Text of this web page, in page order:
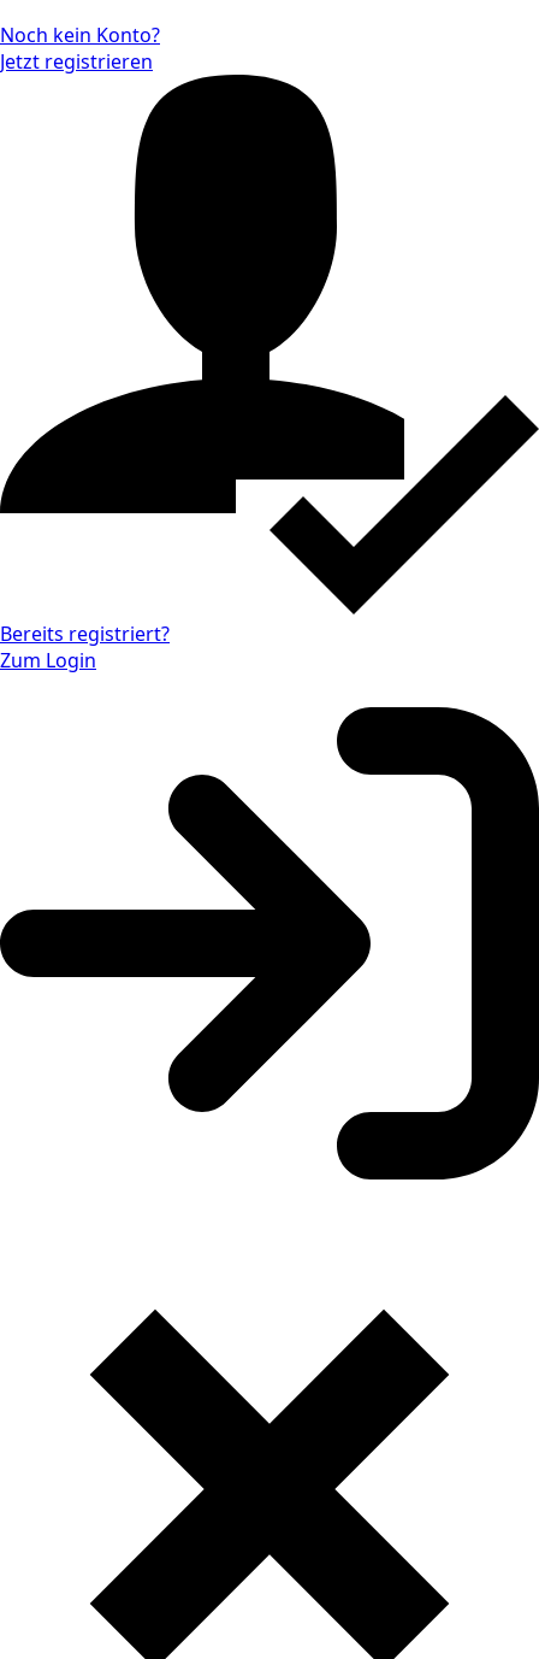
Noch kein Konto?
Jetzt registrieren
Bereits registriert?
Zum Login